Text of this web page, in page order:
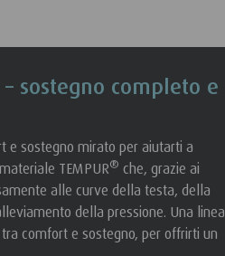
sostegno completo e
e sostegno mirato per aiutarti a
TEMPUR® che, grazie ai
alle curve della testa, della
della pressione. Una linea
comfort e sostegno, per offrirti un